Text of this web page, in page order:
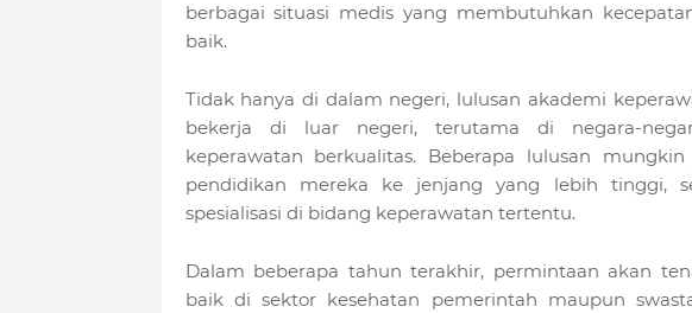
berbagai situasi medis yang membutuhkan
baik.
Tidak hanya di dalam negeri, lulusan akademi
bekerja di luar negeri, terutama di negara-
keperawatan berkualitas. Beberapa lulusan
pendidikan mereka ke jenjang yang lebih tinggi,
spesialisasi di bidang keperawatan tertentu.
Dalam beberapa tahun terakhir, permintaan akan
baik di sektor kesehatan pemerintah maupun